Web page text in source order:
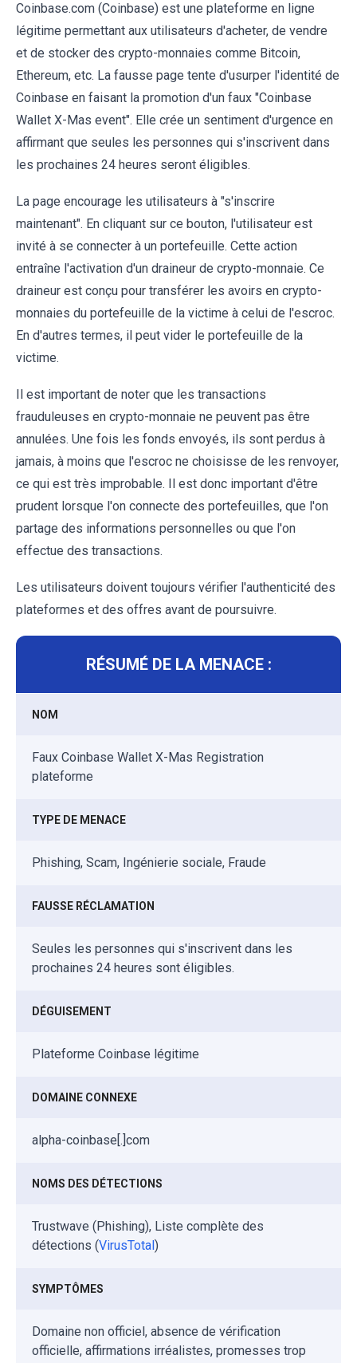
Coinbase.com (Coinbase) est une plateforme en ligne
légitime permettant aux utilisateurs d'acheter, de vendre
et de stocker des crypto-monnaies comme Bitcoin,
Ethereum, etc. La fausse page tente d'usurper l'identité de
Coinbase en faisant la promotion d'un faux "Coinbase
Wallet X-Mas event". Elle crée un sentiment d'urgence en
affirmant que seules les personnes qui s'inscrivent dans
les prochaines 24 heures seront éligibles.
La page encourage les utilisateurs à "s'inscrire
maintenant". En cliquant sur ce bouton, l'utilisateur est
invité à se connecter à un portefeuille. Cette action
entraîne l'activation d'un draineur de crypto-monnaie. Ce
draineur est conçu pour transférer les avoirs en crypto-
monnaies du portefeuille de la victime à celui de l'escroc.
En d'autres termes, il peut vider le portefeuille de la
victime.
Il est important de noter que les transactions
frauduleuses en crypto-monnaie ne peuvent pas être
annulées. Une fois les fonds envoyés, ils sont perdus à
jamais, à moins que l'escroc ne choisisse de les renvoyer,
ce qui est très improbable. Il est donc important d'être
prudent lorsque l'on connecte des portefeuilles, que l'on
partage des informations personnelles ou que l'on
effectue des transactions.
Les utilisateurs doivent toujours vérifier l'authenticité des
plateformes et des offres avant de poursuivre.
RÉSUMÉ DE LA MENACE :
NOM
Faux Coinbase Wallet X-Mas Registration
plateforme
TYPE DE MENACE
Phishing, Scam, Ingénierie sociale, Fraude
FAUSSE RÉCLAMATION
Seules les personnes qui s'inscrivent dans les
prochaines 24 heures sont éligibles.
DÉGUISEMENT
Plateforme Coinbase légitime
DOMAINE CONNEXE
alpha-coinbase[.]com
NOMS DES DÉTECTIONS
Trustwave (Phishing), Liste complète des
détections (VirusTotal )
SYMPTÔMES
Domaine non officiel, absence de vérification
officielle, affirmations irréalistes, promesses trop